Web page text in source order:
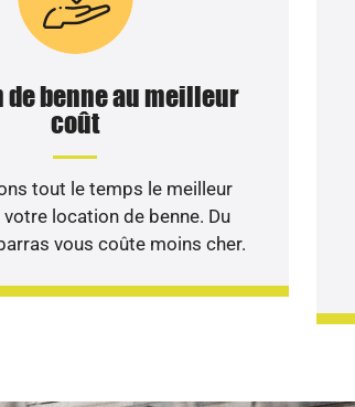
de benne au meilleur
coût
tout le temps le meilleur
location de benne. Du
vous coûte moins cher.